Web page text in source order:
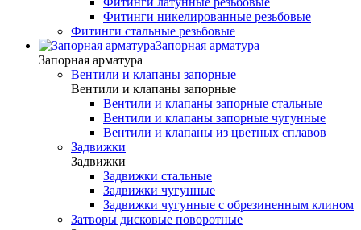
Фитинги никелированные резьбовые
Фитинги стальные резьбовые
Запорная арматура
Запорная арматура
Вентили и клапаны запорные
Вентили и клапаны запорные
Вентили и клапаны запорные стальные
Вентили и клапаны запорные чугунные
Вентили и клапаны из цветных сплавов
Задвижки
Задвижки
Задвижки стальные
Задвижки чугунные
Задвижки чугунные с обрезиненным клином
Затворы дисковые поворотные